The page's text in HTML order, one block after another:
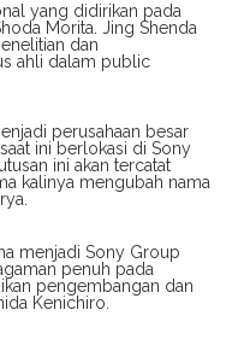
yang didirikan pada
Morita. Jing Shenda
dan
ahli dalam public
perusahaan besar
ini berlokasi di Sony
ini akan tercatat
kalinya mengubah nama
menjadi Sony Group
penuh pada
pengembangan dan
Kenichiro.